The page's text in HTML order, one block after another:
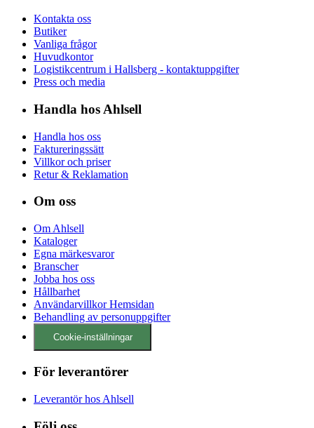
Kontakta oss
Butiker
Vanliga frågor
Huvudkontor
Logistikcentrum i Hallsberg - kontaktuppgifter
Press och media
Handla hos Ahlsell
Handla hos oss
Faktureringssätt
Villkor och priser
Retur & Reklamation
Om oss
Om Ahlsell
Kataloger
Egna märkesvaror
Branscher
Jobba hos oss
Hållbarhet
Användarvillkor Hemsidan
Behandling av personuppgifter
Cookie-inställningar
För leverantörer
Leverantör hos Ahlsell